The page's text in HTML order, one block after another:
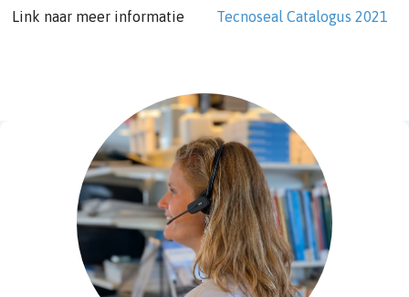
Link naar meer informatie Tecnoseal Catalogus 2021